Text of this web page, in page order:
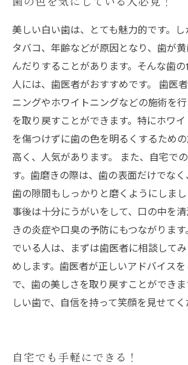
美しい白い歯は、とても魅力的です。
タバコ、年齢などが原因となり、歯が
んだりすることがあります。そんな歯
人には、歯医者がおすすめです。 歯医
ニングやホワイトニングなどの施術を
を取り戻すことができます。特にホワ
を傷つけずに歯の色を明るくするため
高く、人気があります。 また、自宅で
す。歯磨きの際は、歯の表面だけでな
歯の隙間もしっかりと磨くようにしま
事後は十分にうがいをして、口の中を
きの炎症や口臭の予防にもつながりま
でいる人は、まずは歯医者に相談して
めします。歯医者が正しいアドバイス
で、歯の美しさを取り戻すことができ
しい歯で、自信を持って笑顔を見せてく
自宅でも手軽にできる！